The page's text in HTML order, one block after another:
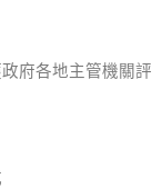
府各地主管機關評